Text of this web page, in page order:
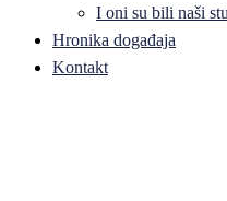
I oni su bili naši
Hronika događaja
Kontakt